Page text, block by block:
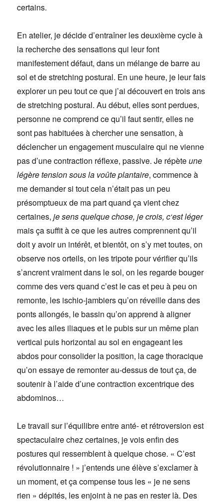
certains.
En atelier, je décide d’entraîner les deuxième cycle à
la recherche des sensations qui leur font
manifestement défaut, dans un mélange de barre au
sol et de stretching postural. En une heure, je leur fais
explorer un peu tout ce que j’ai découvert en trois ans
de stretching postural. Au début, elles sont perdues,
personne ne comprend ce qu’il faut sentir, elles ne
sont pas habituées à chercher une sensation, à
déclencher un engagement musculaire qui ne vienne
pas d’une contraction réflexe, passive. Je répèteune
légère tension sous la voûte plantaire, commence à
me demander si tout cela n’était pas un peu
présomptueux de ma part quand ça vient chez
certaines,je sens quelque chose, je crois, c‘est léger
mais ça suffit à ce que les autres comprennent qu’il
doit y avoir un intérêt, et bientôt, on s’y met toutes, on
observe nos orteils, on les tripote pour vérifier qu’ils
s’ancrent vraiment dans le sol, on les regarde bouger
comme des vers quand c’est le cas et peu à peu on
remonte, les ischio-jambiers qu’on réveille dans des
ponts allongés, le bassin qu’on apprend à aligner
avec les ailes iliaques et le pubis sur un même plan
vertical puis horizontal au sol en engageant les
abdos pour consolider la position, la cage thoracique
qu’on essaye de remonter au-dessus de tout ça, de
soutenir à l’aide d’une contraction excentrique des
abdominos…
Le travail sur l’équilibre entre anté- et rétroversion est
spectaculaire chez certaines, je vois enfin des
postures qui ressemblent à quelque chose. « C’est
révolutionnaire ! » j’entends une élève s’exclamer à
un moment, et ça compense tous les « je ne sens
rien » dépités, les enjoint à ne pas en rester là. Des